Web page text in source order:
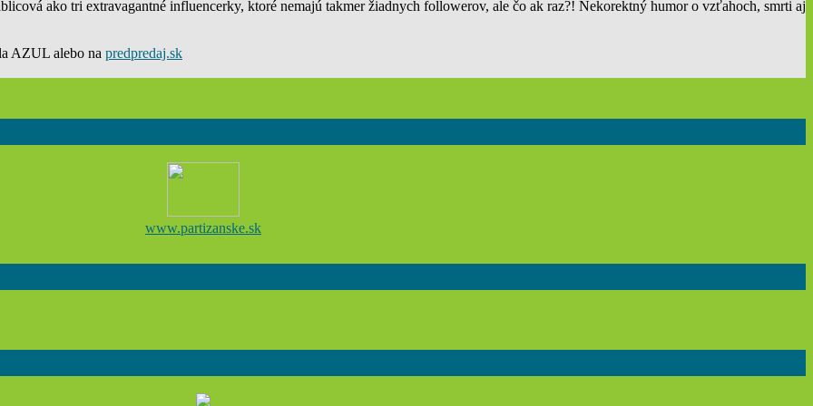
ako tri extravagantné influencerky, ktoré nemajú takmer žiadnych followerov, ale čo ak raz?! Nekorektný humor o vzťahoch, smrti aj
AZUL alebo na predpredaj.sk
www.partizanske.sk